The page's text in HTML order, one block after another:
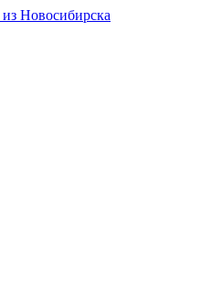
Новосибирска